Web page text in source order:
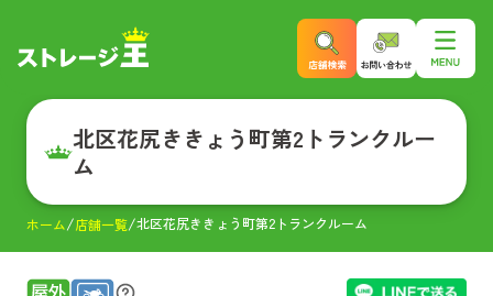
北区花尻ききょう町第2トランクルー
ム
ホーム 店舗一覧 北区花尻ききょう町第2トランクルーム